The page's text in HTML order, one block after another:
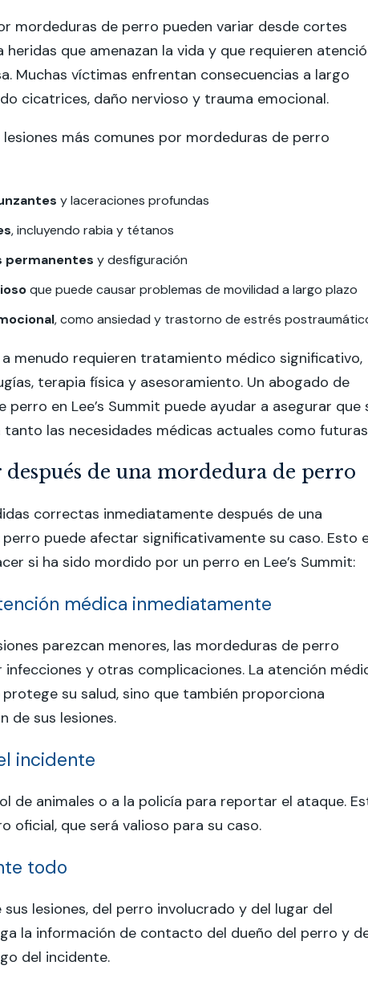
mordeduras de perro pueden variar desde cortes
heridas que amenazan la vida y que requieren
Muchas víctimas enfrentan consecuencias a largo
cicatrices, daño nervioso y trauma emocional.
lesiones más comunes por mordeduras de perro
y laceraciones profundas
, incluyendo rabia y tétanos
permanentes y desfiguración
que puede causar problemas de movilidad a largo plazo
, como ansiedad y trastorno de estrés
a menudo requieren tratamiento médico significativo,
terapia física y asesoramiento. Un abogado de
perro en Lee’s Summit puede ayudar a asegurar que
las necesidades médicas actuales como
después de una mordedura de perro
correctas inmediatamente después de una
puede afectar significativamente su caso. Esto
si ha sido mordido por un perro en Lee’s Summit:
médica inmediatamente
parezcan menores, las mordeduras de perro
infecciones y otras complicaciones. La atención
su salud, sino que también proporciona
de sus lesiones.
incidente
de animales o a la policía para reportar el ataque.
oficial, que será valioso para su caso.
todo
lesiones, del perro involucrado y del lugar del
la información de contacto del dueño del perro y
del incidente.